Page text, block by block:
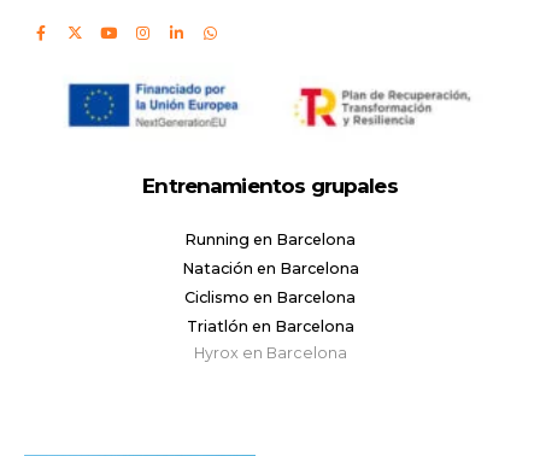
Entrenamientos grupales
Running en Barcelona
Natación en Barcelona
Ciclismo en Barcelona
Triatlón en Barcelona
Hyrox en Barcelona